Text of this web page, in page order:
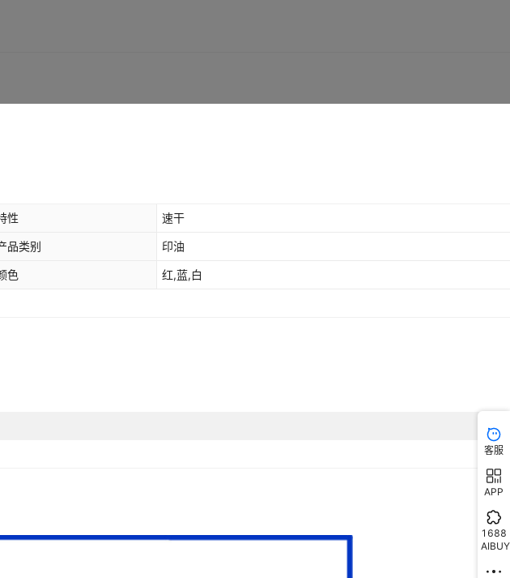
性 速干
品类别 印油
色 红,蓝,白
客服
APP
1688
AIBUY